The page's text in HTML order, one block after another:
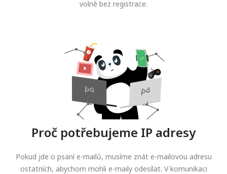
volně bez registrace.
Proč potřebujeme IP adresy
Pokud jde o psaní e-mailů, musíme znát e-mailovou adresu
ostatních, abychom mohli e-maily odesílat. V komunikaci